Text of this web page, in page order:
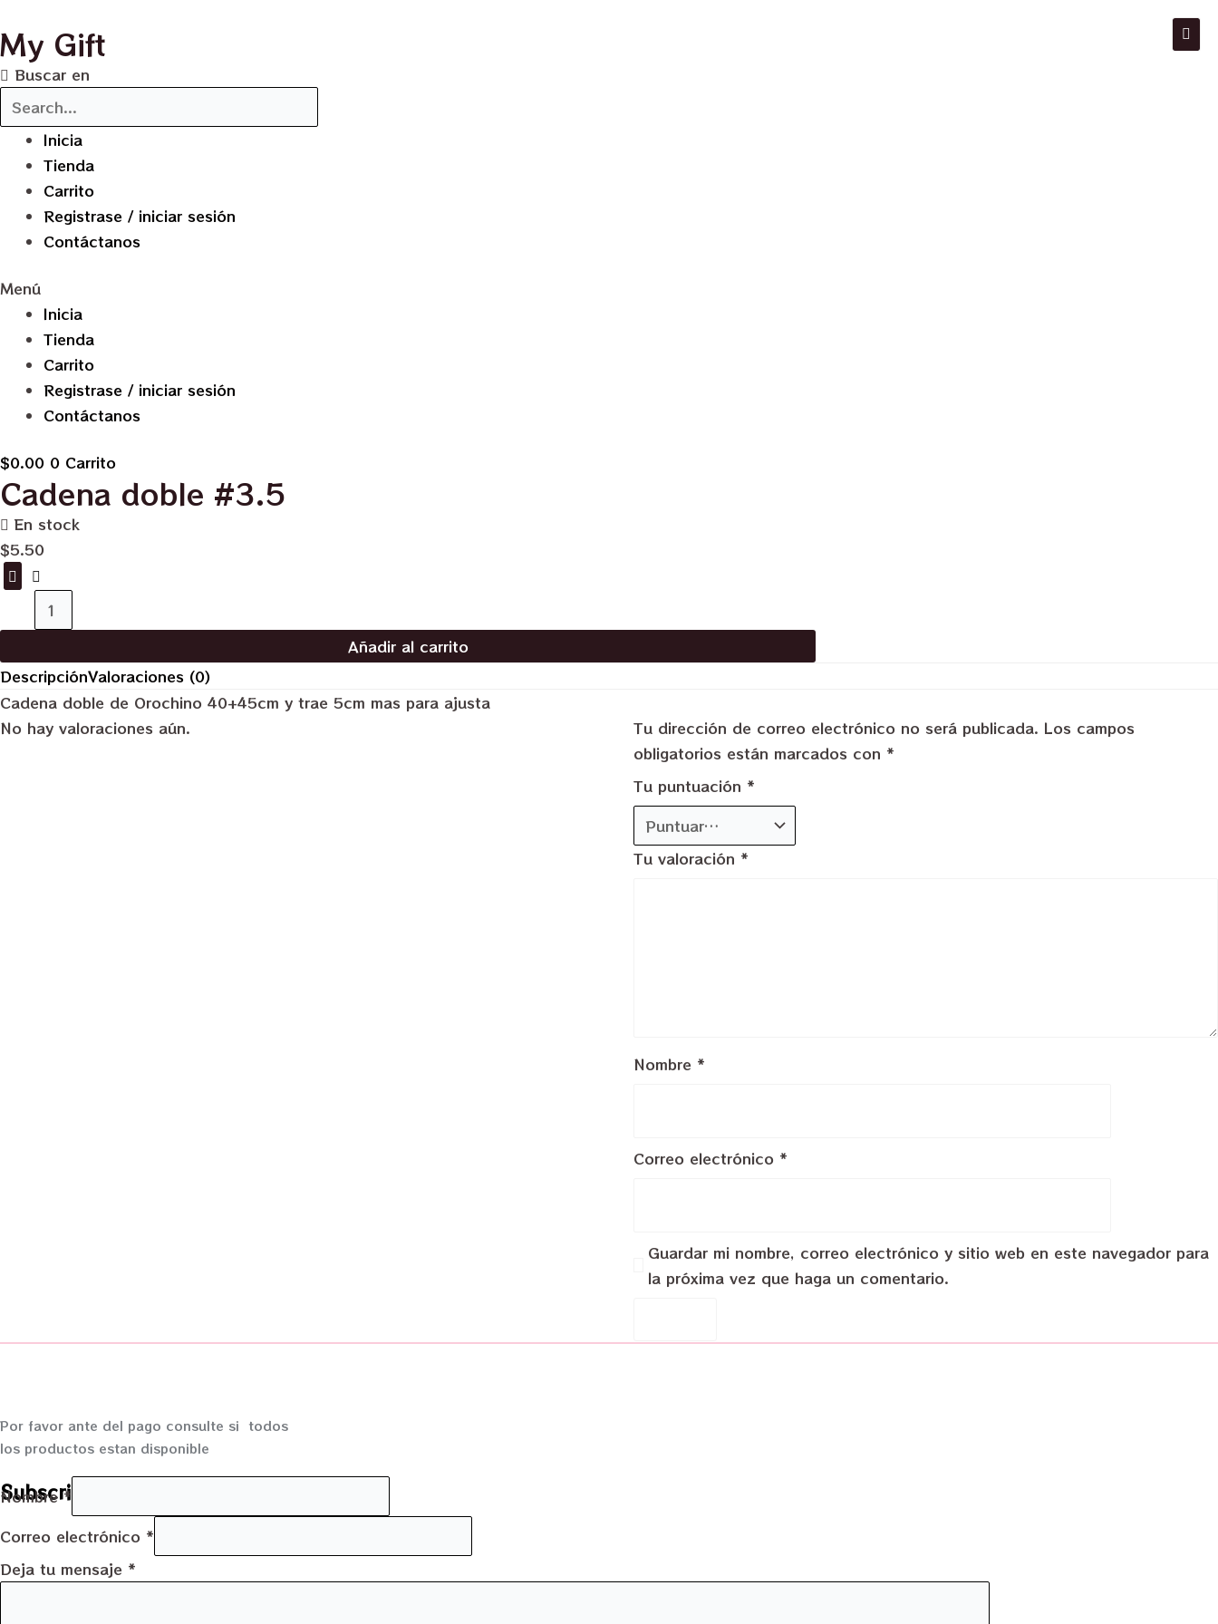
al
contenido
My Gift
Buscar en
Inicia
Tienda
Carrito
Registrase / iniciar sesión
Contáctanos
Menú
Inicia
Tienda
Carrito
Registrase / iniciar sesión
Contáctanos
$0.00 0 Carrito
Cadena doble #3.5
En stock
$5.50
Cadena
doble
cantidad
Añadir al carrito
DescripciónValoraciones (0)
Cadena doble de Orochino 40+45cm y trae 5cm mas para ajusta
No hay valoraciones aún.
Tu dirección de correo electrónico no será publicada. Los campos
obligatorios están marcados con *
Tu puntuación *
Tu valoración *
Nombre *
Correo electrónico *
Guardar mi nombre, correo electrónico y sitio web en este navegador para
la próxima vez que haga un comentario.
Por favor ante del pago consulte si todos
los productos estan disponible
Subscripción
Nombre*
Correo electrónico *
Deja tu mensaje *